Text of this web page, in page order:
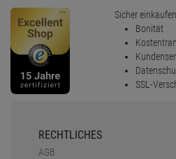
Sicher
Bonität
SSL-
RECHTLICHES
AGB